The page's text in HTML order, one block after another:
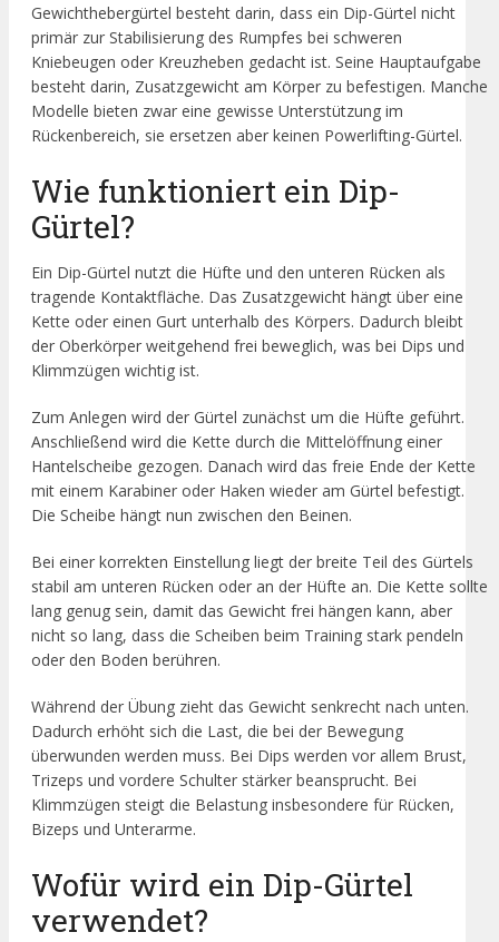
Gewichthebergürtel besteht darin, dass ein Dip-Gürtel nicht
primär zur Stabilisierung des Rumpfes bei schweren
Kniebeugen oder Kreuzheben gedacht ist. Seine Hauptaufgabe
besteht darin, Zusatzgewicht am Körper zu befestigen. Manche
Modelle bieten zwar eine gewisse Unterstützung im
Rückenbereich, sie ersetzen aber keinen Powerlifting-Gürtel.
Wie funktioniert ein Dip-
Gürtel?
Ein Dip-Gürtel nutzt die Hüfte und den unteren Rücken als
tragende Kontaktfläche. Das Zusatzgewicht hängt über eine
Kette oder einen Gurt unterhalb des Körpers. Dadurch bleibt
der Oberkörper weitgehend frei beweglich, was bei Dips und
Klimmzügen wichtig ist.
Zum Anlegen wird der Gürtel zunächst um die Hüfte geführt.
Anschließend wird die Kette durch die Mittelöffnung einer
Hantelscheibe gezogen. Danach wird das freie Ende der Kette
mit einem Karabiner oder Haken wieder am Gürtel befestigt.
Die Scheibe hängt nun zwischen den Beinen.
Bei einer korrekten Einstellung liegt der breite Teil des Gürtels
stabil am unteren Rücken oder an der Hüfte an. Die Kette sollte
lang genug sein, damit das Gewicht frei hängen kann, aber
nicht so lang, dass die Scheiben beim Training stark pendeln
oder den Boden berühren.
Während der Übung zieht das Gewicht senkrecht nach unten.
Dadurch erhöht sich die Last, die bei der Bewegung
überwunden werden muss. Bei Dips werden vor allem Brust,
Trizeps und vordere Schulter stärker beansprucht. Bei
Klimmzügen steigt die Belastung insbesondere für Rücken,
Bizeps und Unterarme.
Wofür wird ein Dip-Gürtel
verwendet?